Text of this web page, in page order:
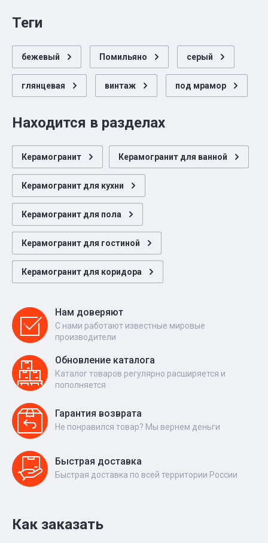
теги
бежевый Помильяно серый
глянцевая винтаж под мрамор
Находится в разделах
Керамогранит Керамогранит для ванной
Керамогранит для кухни
Керамогранит для пола
Керамогранит для гостиной
Керамогранит для коридора
Нам доверяют
С нами работают известные мировые
производители
Обновление каталога
Каталог товаров регулярно расширяется и
пополняется
Гарантия возврата
Не понравился товар? Мы вернем деньги
Быстрая доставка
Быстрая доставка по всей территории России
Как заказать